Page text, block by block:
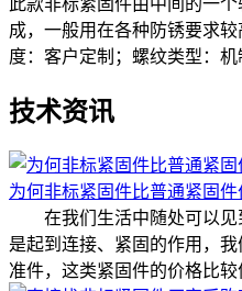
成，一般用在各种防锈要求
度：客户定制；螺纹类型：机
技术资讯
为何非标紧固件比普通紧固件
在我们生活中随处可以见
是起到连接、紧固的作用，
准件，这类紧固件的价格比